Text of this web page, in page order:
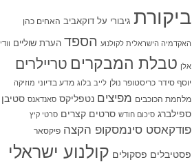
ביקורת גיבורי על דוקאביב האחים כהן
האקדמיה הישראלית לקולנוע הספד הערת שוליים וודי
אלן טבלת המבקרים טריילרים
יוסף סידר כריסטופר נולן לייב בלוג מדע בדיוני מוזיקה
מלחמת הכוכבים מפיצים נטפליקס סאנדאנס סטיבן
ספילברג סיכום חודש סרטים קצרים סרטי קיץ
פודקאסט סינמסקופ הקצה פיקסאר
פסטיבלים פסקולים קולנוע ישראלי